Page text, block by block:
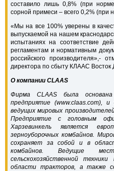
составило лишь 0,8% (при
сорной примеси – всего 0,2% (при
«Мы на все 100% уверены в
выпускаемой на нашем
испытаниях на соответствие
регламентам и нормативным
российского производителя»,-
директора по сбыту КЛААС Восток
О компании CLAAS
Фирма CLAAS была
предприятие (www.claas.com),
ведущих мировых
Предприятие с головным
Харзевинкель является
зерноуборочных комбайнов.
сохраняет за собой и в
комбайнов. Ведущие
сельскохозяйственной
области тракторов, а также